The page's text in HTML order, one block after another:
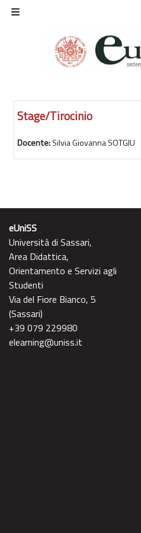
Vai al contenuto principale
Stage/Tirocinio
Docente:Silvia Giovanna SOTGIU
eUniSS
Università di Sassari,
Area Didattica,
Orientamento e Servizi agli
Studenti
Via del Fiore Bianco, 5
(Sassari)
+39 079 229980
elearning@uniss.it